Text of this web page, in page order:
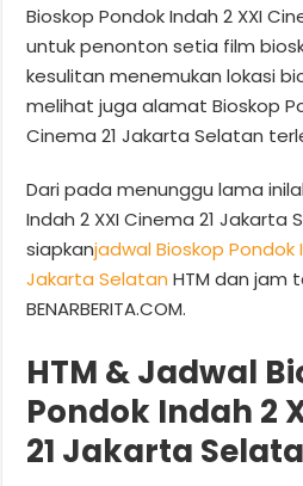
Bioskop Pondok Indah 2 XXI
untuk penonton setia film
kesulitan menemukan lokasi
melihat juga alamat Bioskop
Cinema 21 Jakarta Selatan
Dari pada menunggu lama
Indah 2 XXI Cinema 21 Jakarta
siapkanjadwal Bioskop Pondok
Jakarta Selatan HTM dan jam
BENARBERITA.COM.
HTM & Jadwal
Pondok Indah 2
21 Jakarta